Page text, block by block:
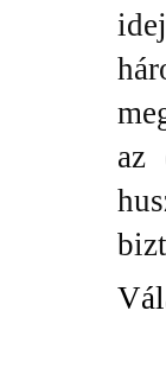
az